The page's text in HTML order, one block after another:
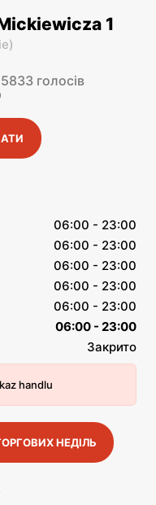
1
)
голосів
06:00 - 23:00
06:00 - 23:00
06:00 - 23:00
06:00 - 23:00
06:00 - 23:00
06:00 - 23:00
Закрито
handlu
НЕДІЛЬ